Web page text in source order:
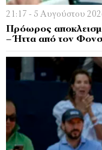
21:17 - 5 Αυγούστου
Πρόωρος
– Ήττα από τον